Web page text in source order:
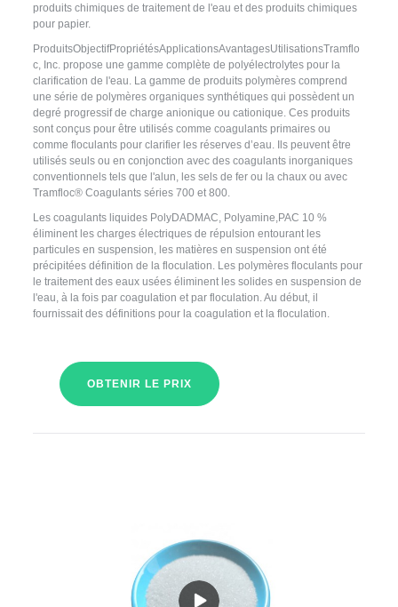
produits chimiques de traitement de l'eau et des produits chimiques
pour papier.
ProduitsObjectifPropriétésApplicationsAvantagesUtilisationsTramflo
c, Inc. propose une gamme complète de polyélectrolytes pour la
clarification de l'eau. La gamme de produits polymères comprend
une série de polymères organiques synthétiques qui possèdent un
degré progressif de charge anionique ou cationique. Ces produits
sont conçus pour être utilisés comme coagulants primaires ou
comme floculants pour clarifier les réserves d’eau. Ils peuvent être
utilisés seuls ou en conjonction avec des coagulants inorganiques
conventionnels tels que l'alun, les sels de fer ou la chaux ou avec
Tramfloc® Coagulants séries 700 et 800.
Les coagulants liquides PolyDADMAC, Polyamine,PAC 10 %
éliminent les charges électriques de répulsion entourant les
particules en suspension, les matières en suspension ont été
précipitées définition de la floculation. Les polymères floculants pour
le traitement des eaux usées éliminent les solides en suspension de
l'eau, à la fois par coagulation et par floculation. Au début, il
fournissait des définitions pour la coagulation et la floculation.
OBTENIR LE PRIX